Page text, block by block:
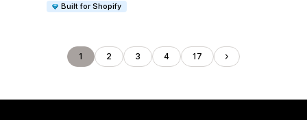
Built for Shopify
1 2 3 4 17